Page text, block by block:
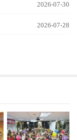
2026-07-30
2026-07-28